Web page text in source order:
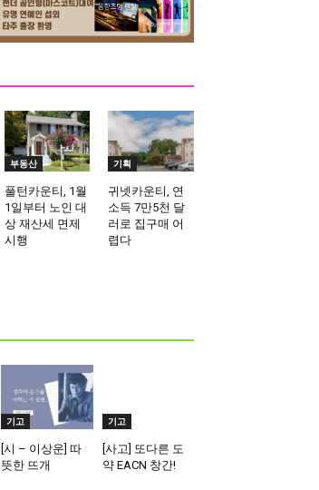
부동산
풀턴카운티, 1월
1일부터 노인 대
상 재산세 면제
시행
기획
귀넷카운티, 연
소득 7만5천 달
러로 집구매 어
렵다
기고
[시 – 이상운] 따
뜻한 뜨개
기고
[사고] 또다른 도
약 EACN 창간!